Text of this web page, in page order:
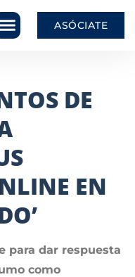
ASÓCIATE
DE
EN
para dar respuesta
como